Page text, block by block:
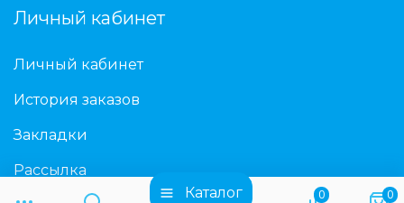
Каталог 0 0
Личный кабинет
Личный кабинет
История заказов
Закладки
Рассылка